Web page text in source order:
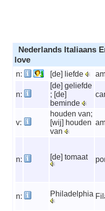
Nederlands Italiaans
love
n: [de] liefde
n:
[de] geliefde
; [de]
beminde
v:
houden van;
[wij] houden
van
n: [de] tomaat
n: Philadelphia